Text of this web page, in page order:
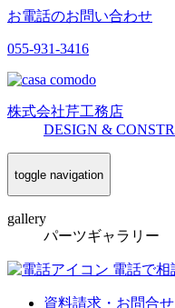
お電話のお問い合わせ
055-931-3416
株式会社芹工務店
DESIGN & C
toggle navigation
gallery
パーツギャラリー
電話で相
資料請求・お問合せ